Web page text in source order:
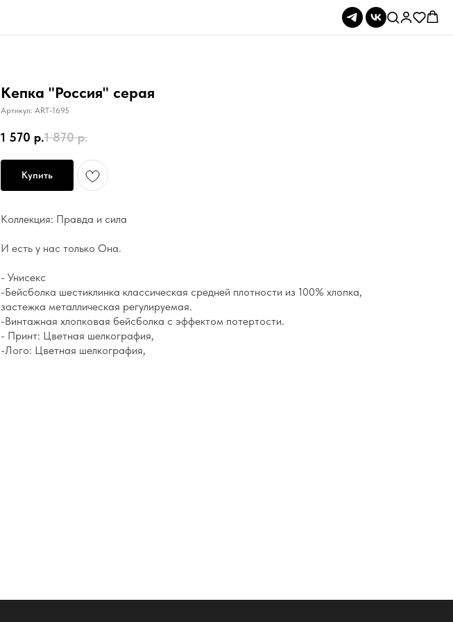
Кепка "Россия" серая
Артикул: ART-1695
1 570 р.1 870 р.
Купить
Коллекция: Правда и сила
И есть у нас только Она.
- Унисекс
-Бейсболка шестиклинка классическая средней плотности из 100% хлопка,
застежка металлическая регулируемая.
-Винтажная хлопковая бейсболка с эффектом потертости.
- Принт: Цветная шелкография,
-Лого: Цветная шелкография,